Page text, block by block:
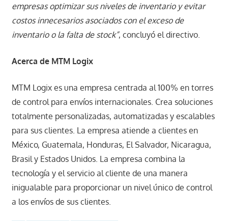
empresas optimizar sus niveles de inventario y evitar
costos innecesarios asociados con el exceso de
inventario o la falta de stock”, concluyó el directivo.
Acerca de MTM Logix
MTM Logix es una empresa centrada al 100% en torres
de control para envíos internacionales. Crea soluciones
totalmente personalizadas, automatizadas y escalables
para sus clientes. La empresa atiende a clientes en
México, Guatemala, Honduras, El Salvador, Nicaragua,
Brasil y Estados Unidos. La empresa combina la
tecnología y el servicio al cliente de una manera
inigualable para proporcionar un nivel único de control
a los envíos de sus clientes.